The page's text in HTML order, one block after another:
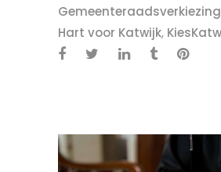
Hart voor Katwijk,